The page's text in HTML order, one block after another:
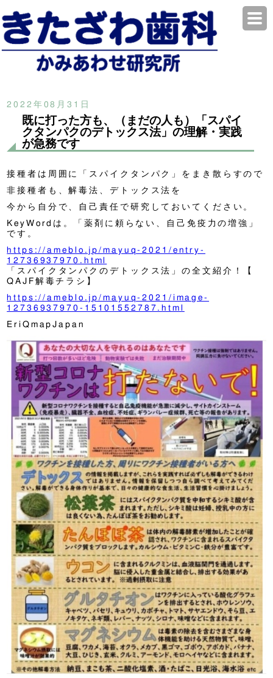
2022年08月31日
既に打った方も、（まだの人も）「スパイ
クタンパクのデトックス法」の理解・実践
が急務です
接種者は周囲に「スパイクタンパク」をまき散らすので
非接種者も、解毒法、デトックス法を
今から自分で、自己責任で研究しておいてください。
KeyWordは。「薬剤に頼らない、自己免疫力の増強」
です。
https://ameblo.jp/mayuq-2021/entry-
12736937970.html
「スパイクタンパクのデトックス法」の全文紹介！【
QAJF解毒チラシ】
https://ameblo.jp/mayuq-2021/image-
12736937970-15101552787.html
EriQmapJapan